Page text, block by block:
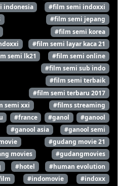
indonesia
#film semi indoxxi
#film semi jepang
#film semi korea
#film semi layar kaca 21
semi lk21
#film semi online
#film semi sub indo
#film semi terbaik
#film semi terbaru 2017
semi xxi
#films streaming
#france #ganol
#ganool
#ganool asia
#ganool semi
#gudang movie 21
movies
#gudangmovies
#hotel
#human evolution
#indomovie
#indoxx